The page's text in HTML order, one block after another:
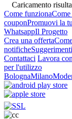
Caricamento
Come funziona
couponPromuovi la
WhatsappIl Progetto
Crea una offerta
notificheSuggerimenti
Contattaci Lavora
per l'utilizzo
BolognaMilano